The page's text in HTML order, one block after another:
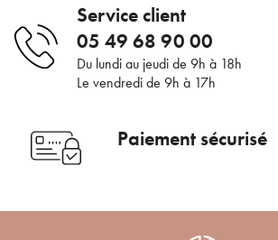
Service client
05 49 68 90 00
Du lundi au jeudi de 9h à 18h
Le vendredi de 9h à 17h
Paiement sécurisé
En renseignant votre adresse e-mail, vous
communications par e-mail de la part